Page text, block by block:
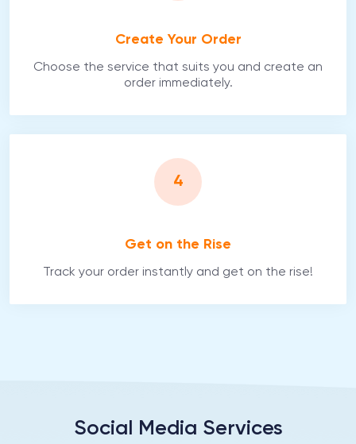
Create Your Order
Choose the service that suits you and create an
order immediately.
4
Get on the Rise
Track your order instantly and get on the rise!
Social Media Services